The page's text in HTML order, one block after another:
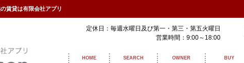
賃貸は有限会社アプリ
定休日：毎週水曜日及び第一・第三・第五火曜日
営業時間：9:00～18:00
HOME SEARCH OWNER BUY